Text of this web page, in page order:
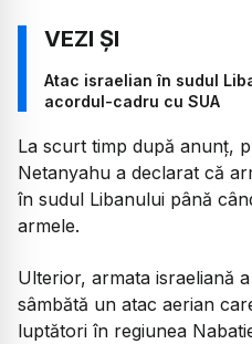
Atac israelian în sudul
acordul-cadru cu SUA
La scurt timp după anunț,
Netanyahu a declarat că
în sudul Libanului până
armele.
Ulterior, armata israeliană
sâmbătă un atac aerian
luptători în regiunea